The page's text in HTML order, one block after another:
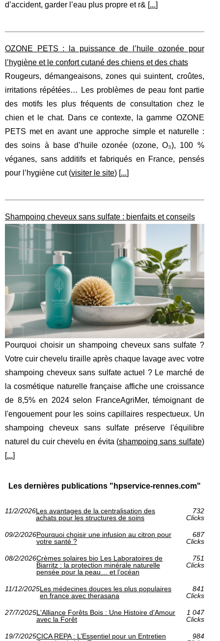
d’accident, garder l’eau plus propre et r& [...]
OZONE PETS : la puissance de l’huile ozonée pour
l’hygiène et le confort cutané des chiens et des chats
Rougeurs, démangeaisons, zones qui suintent, croûtes,
irritations répétées… Les problèmes de peau font partie
des motifs les plus fréquents de consultation chez le
chien et le chat. Dans ce contexte, la gamme OZONE
PETS met en avant une approche simple et naturelle :
des soins à base d’huile ozonée (ozone, O₃), 100 %
véganes, sans additifs et fabriqués en France, pensés
pour l’hygiène cut (visiter le site) [...]
Shampoing cheveux sans sulfate : bienfaits et conseils
Pourquoi choisir un shampoing cheveux sans sulfate ?
Votre cuir chevelu tiraille après chaque lavage avec votre
shampoing cheveux sans sulfate actuel ? Le marché de
la cosmétique naturelle française affiche une croissance
de 8,5% en 2024 selon FranceAgriMer, témoignant de
l'engouement pour les soins capillaires respectueux. Un
shampoing cheveux sans sulfate préserve l'équilibre
naturel du cuir chevelu en évita (shampoing sans sulfate)
[...]
Les dernières publications "hpservice-rennes.com"
11/2/2026Les avantages de la centralisation des
achats pour les structures de soins
732
Clicks
09/2/2026Pourquoi choisir une infusion au citron pour
votre santé ?
687
Clicks
08/2/2026Crèmes solaires bio Les Laboratoires de
Biarritz : la protection minérale naturelle
pensée pour la peau… et l’océan
751
Clicks
11/12/2025Les médecines douces les plus populaires
en france avec therasana
841
Clicks
27/7/2025L'Alliance Forêts Bois : Une Histoire d'Amour
avec la Forêt
1 047
Clicks
19/7/2025CICA REPA : L’Essentiel pour un Entretien
984